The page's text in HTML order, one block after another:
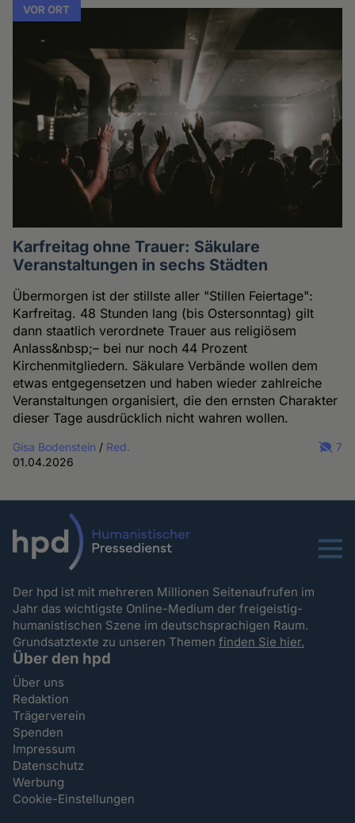
VOR ORT
Karfreitag ohne Trauer: Säkulare
Veranstaltungen in sechs Städten
Übermorgen ist der stillste aller "Stillen Feiertage":
Karfreitag. 48 Stunden lang (bis Ostersonntag) gilt
dann staatlich verordnete Trauer aus religiösem
Anlass&nbsp;– bei nur noch 44 Prozent
Kirchenmitgliedern. Säkulare Verbände wollen dem
etwas entgegensetzen und haben wieder zahlreiche
Veranstaltungen organisiert, die den ernsten Charakter
dieser Tage ausdrücklich nicht wahren wollen.
Gisa Bodenstein / Red.
01.04.2026
7
Menu
Der hpd ist mit mehreren Millionen Seitenaufrufen im
Jahr das wichtigste Online-Medium der freigeistig-
humanistischen Szene im deutschsprachigen Raum.
Grundsatztexte zu unseren Themenfinden Sie hier.
Über den hpd
Über uns
Redaktion
Trägerverein
Spenden
Impressum
Datenschutz
Werbung
Cookie-Einstellungen